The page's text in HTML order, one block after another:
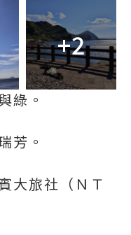
+2
綠。
芳。
大旅社（ＮＴ